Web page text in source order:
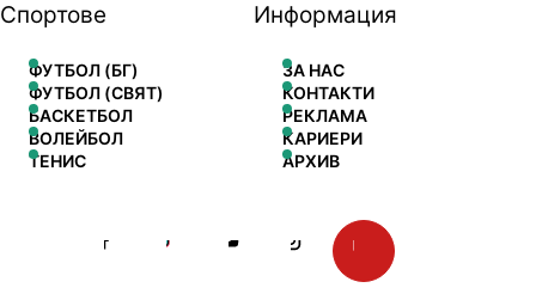
Спортове
ФУТБОЛ (БГ)
ФУТБОЛ (СВЯТ)
БАСКЕТБОЛ
ВОЛЕЙБОЛ
ТЕНИС
Информация
ЗА НАС
КОНТАКТИ
РЕКЛАМА
КАРИЕРИ
АРХИВ